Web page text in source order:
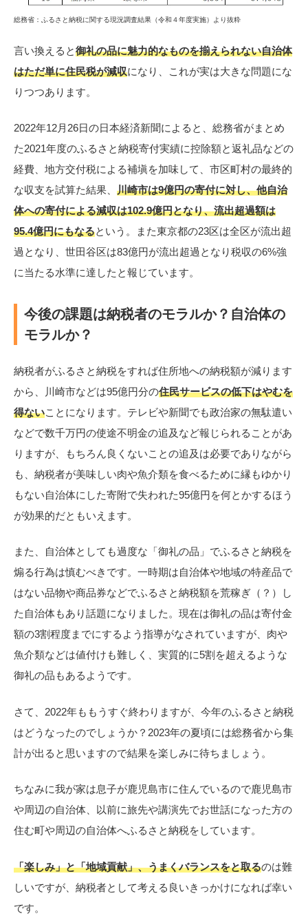
総務省：ふるさと納税に関する現況調査結果（令和４年度実施）より抜粋
言い換えると御礼の品に魅力的なものを揃えられない自治体
はただ単に住民税が減収になり、これが実は大きな問題にな
りつつあります。
2022年12月26日の日本経済新聞によると、総務省がまとめ
た2021年度のふるさと納税寄付実績に控除額と返礼品などの
経費、地方交付税による補塡を加味して、市区町村の最終的
な収支を試算た結果、 川崎市は9億円の寄付に対し、他自治
体への寄付による減収は102.9億円となり、流出超過額は
95.4億円にもなるという。また東京都の23区は全区が流出超
過となり、世田谷区は83億円が流出超過となり税収の6%強
に当たる水準に達したと報じています。
今後の課題は納税者のモラルか？自治体の
モラルか？
納税者がふるさと納税をすれば住所地への納税額が減ります
から、川崎市などは95億円分の住民サービスの低下はやむを
得ないことになります。テレビや新聞でも政治家の無駄遣い
などで数千万円の使途不明金の追及など報じられることがあ
りますが、もちろん良くないことの追及は必要でありながら
も、納税者が美味しい肉や魚介類を食べるために縁もゆかり
もない自治体にした寄附で失われた95億円を何とかするほう
が効果的だともいえます。
また、自治体としても過度な「御礼の品」でふるさと納税を
煽る行為は慎むべきです。一時期は自治体や地域の特産品で
はない品物や商品券などでふるさと納税額を荒稼ぎ（？）し
た自治体もあり話題になりました。現在は御礼の品は寄付金
額の3割程度までにするよう指導がなされていますが、肉や
魚介類などは値付けも難しく、実質的に5割を超えるような
御礼の品もあるようです。
さて、2022年ももうすぐ終わりますが、今年のふるさと納税
はどうなったのでしょうか？2023年の夏頃には総務省から集
計が出ると思いますので結果を楽しみに待ちましょう。
ちなみに我が家は息子が鹿児島市に住んでいるので鹿児島市
や周辺の自治体、以前に旅先や講演先でお世話になった方の
住む町や周辺の自治体へふるさと納税をしています。
「楽しみ」と「地域貢献」、うまくバランスをと取るのは難
しいですが、納税者として考える良いきっかけになれば幸い
です。